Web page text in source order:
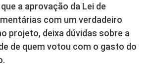
a aprovação da Lei de
com um verdadeiro
projeto, deixa dúvidas sobre a
de quem votou com o gasto do